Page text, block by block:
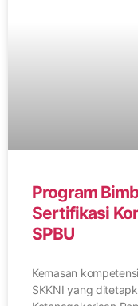
Program
Sertifikasi
SPBU
Kemasan
SKKNI yang